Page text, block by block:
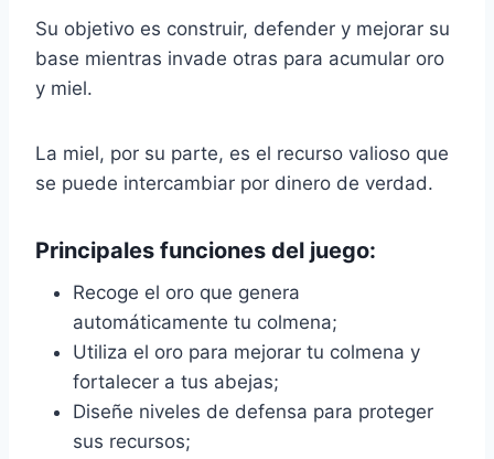
Su objetivo es construir, defender y mejorar su
base mientras invade otras para acumular oro
y miel.
La miel, por su parte, es el recurso valioso que
se puede intercambiar por dinero de verdad.
Principales funciones del juego:
Recoge el oro que genera
automáticamente tu colmena;
Utiliza el oro para mejorar tu colmena y
fortalecer a tus abejas;
Diseñe niveles de defensa para proteger
sus recursos;